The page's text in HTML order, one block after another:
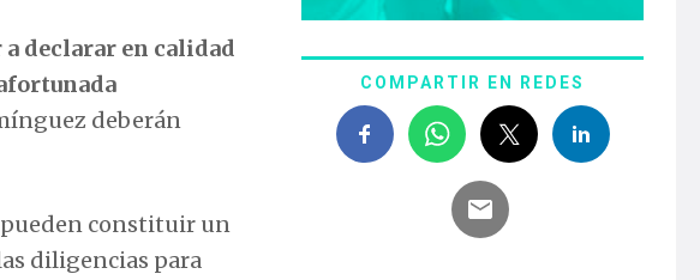
declarar en calidad
deberán
constituir un
diligencias para
COMPARTIR EN REDES